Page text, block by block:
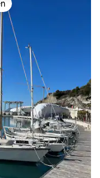
5 op 5, 3 recensies